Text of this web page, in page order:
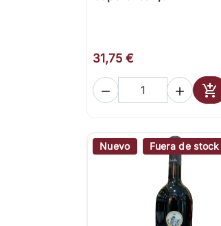
31,75 €
  
Nuevo Fuera de stock